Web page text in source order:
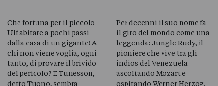
Che fortuna per il piccolo
Ulf abitare a pochi passi
dalla casa di un gigante! A
chi non viene voglia, ogni
tanto, di provare il brivido
del pericolo? E Tunesson,
detto Tuono, sembra
Per decenni il suo nome fa
il giro del mondo come una
leggenda: Jungle Rudy, il
pioniere che vive tra gli
indios del Venezuela
ascoltando Mozart e
ospitando Werner Herzog,